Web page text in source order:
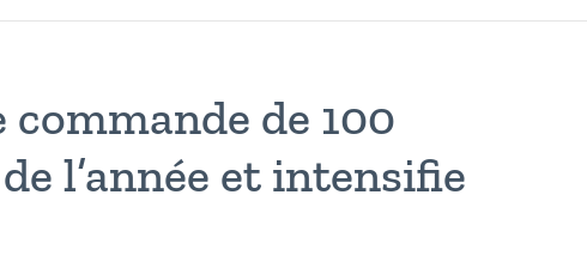
de 100
l’année et intensifie